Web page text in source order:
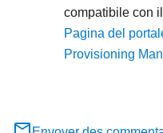
compatibile con
Pagina del
Provisioning